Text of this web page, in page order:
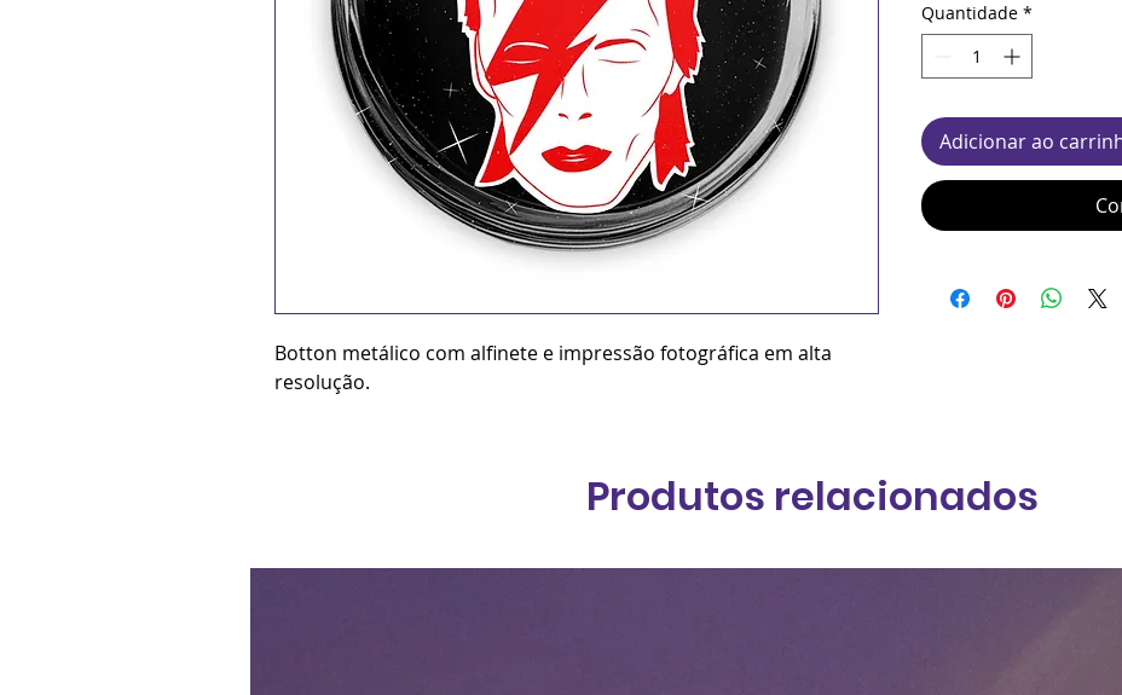
Botton metálico com alfinete e impressão fotográfica em alta
resolução.
Quantidade *
Adicionar ao
Produtos relacionados